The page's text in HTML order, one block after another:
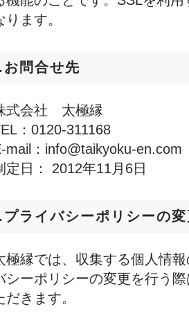
ります。
問合せ先
式会社 太極縁
：0120-311168
mail：info@taikyoku-en.com
定日： 2012年11月6日
ライバシーポリシーの変
極縁では、収集する個人情
シーポリシーの変更を行う
だきます。